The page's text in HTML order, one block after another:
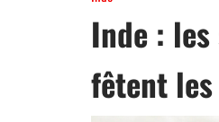
Inde :
fêtent